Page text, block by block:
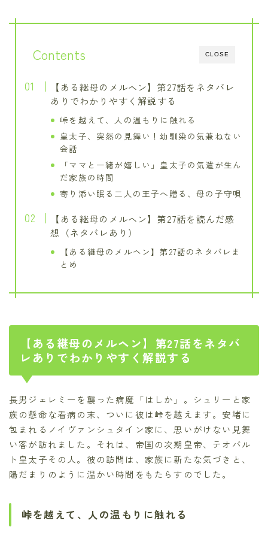
CLOSE
Contents
【ある継母のメルヘン】第27話をネタバレ
ありでわかりやすく解説する
峠を越えて、人の温もりに触れる
皇太子、突然の見舞い！幼馴染の気兼ねない
会話
「ママと一緒が嬉しい」皇太子の気遣が生ん
だ家族の時間
寄り添い眠る二人の王子へ贈る、母の子守唄
【ある継母のメルヘン】第27話を読んだ感
想（ネタバレあり）
【ある継母のメルヘン】第27話のネタバレま
とめ
【ある継母のメルヘン】第27話をネタバ
レありでわかりやすく解説する
長男ジェレミーを襲った病魔「はしか」。シュリーと家
族の懸命な看病の末、ついに彼は峠を越えます。安堵に
包まれるノイヴァンシュタイン家に、思いがけない見舞
い客が訪れました。それは、帝国の次期皇帝、テオバル
ト皇太子その人。彼の訪問は、家族に新たな気づきと、
陽だまりのように温かい時間をもたらすのでした。
峠を越えて、人の温もりに触れる